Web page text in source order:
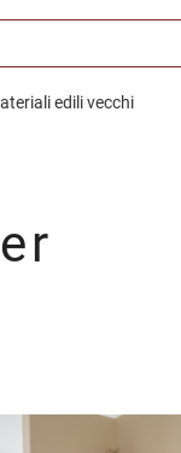
edili vecchi